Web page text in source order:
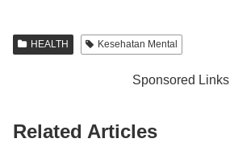
e
o
k
er s
p
e
g
HEALTH Kesehatan Mental
Sponsored Links
Related Articles